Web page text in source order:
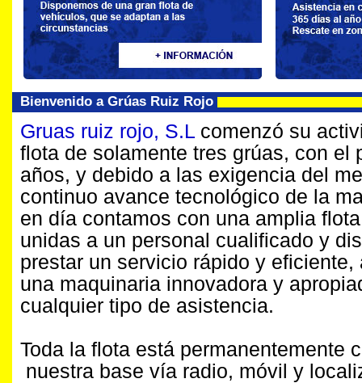
Bienvenido a Grúas Ruiz Rojo
Gruas ruiz rojo, S.L comenzó su
flota de solamente tres grúas, con el
años, y debido a las exigencia del
continuo avance tecnológico de la
en día contamos con una amplia
unidas a un personal cualificado y
prestar un servicio rápido y eficiente,
una maquinaria innovadora y
cualquier tipo de asistencia.
Toda la flota está permanentemente
nuestra base vía radio, móvil y